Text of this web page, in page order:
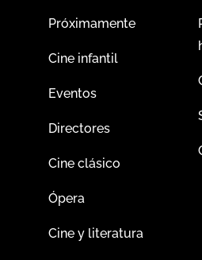
Próximamente
Cine infantil
Eventos
Directores
Cine clásico
Ópera
Cine y literatura